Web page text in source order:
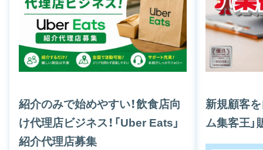
紹介のみで始めやすい！飲食店向
け代理店ビジネス！「Uber Eats」
紹介代理店募集
新規顧客を
ム集客王」